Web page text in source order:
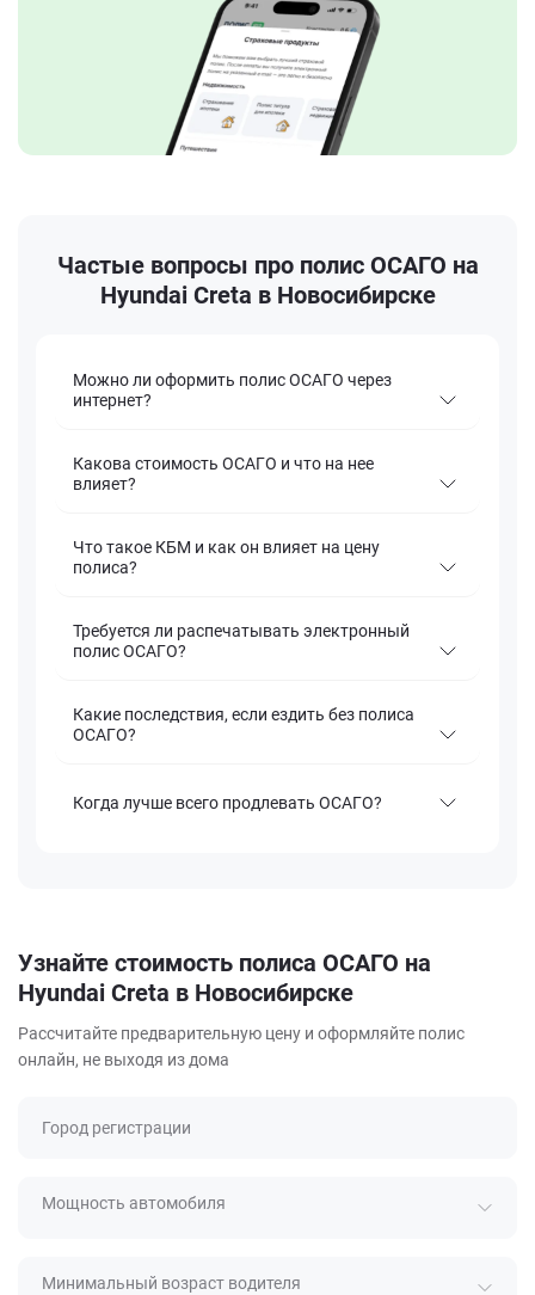
Частые вопросы про полис ОСАГО на
Hyundai Creta в Новосибирске
Можно ли оформить полис ОСАГО через
интернет?
Какова стоимость ОСАГО и что на нее
влияет?
Что такое КБМ и как он влияет на цену
полиса?
Требуется ли распечатывать электронный
полис ОСАГО?
Какие последствия, если ездить без полиса
ОСАГО?
Когда лучше всего продлевать ОСАГО?
Узнайте стоимость полиса ОСАГО на
Hyundai Creta в Новосибирске
Рассчитайте предварительную цену и оформляйте полис
онлайн, не выходя из дома
Город регистрации
Мощность автомобиля
Минимальный возраст водителя